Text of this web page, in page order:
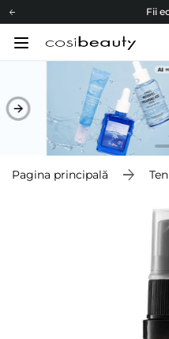
Fii
Fii
Pagina principală Ten